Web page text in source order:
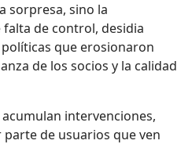
sorpresa, sino la
falta de control, desidia
que erosionaron
de los socios y la calidad
intervenciones,
de usuarios que ven